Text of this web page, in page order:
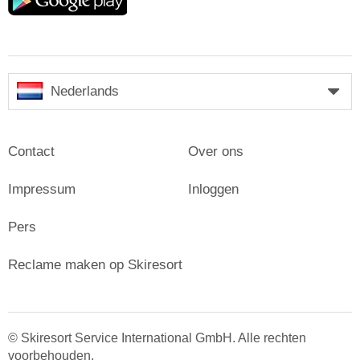
Nederlands
Contact
Impressum
Pers
Over ons
Inloggen
Reclame maken op Skiresort
© Skiresort Service International GmbH. Alle rechten
voorbehouden.